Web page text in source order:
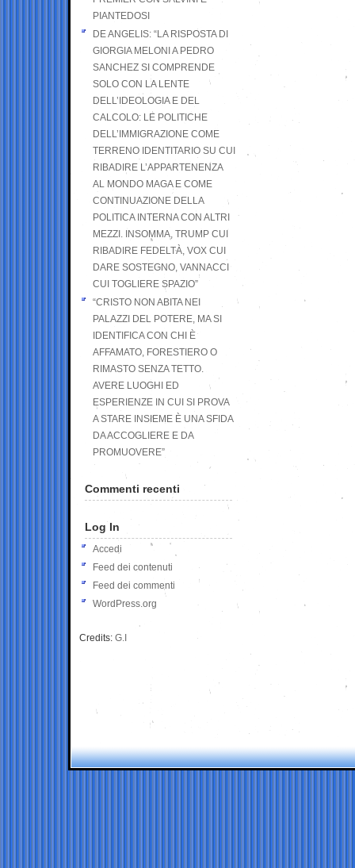
PIANTEDOSI
DE ANGELIS: “LA RISPOSTA DI
GIORGIA MELONI A PEDRO
SANCHEZ SI COMPRENDE
SOLO CON LA LENTE
DELL’IDEOLOGIA E DEL
CALCOLO: LE POLITICHE
DELL’IMMIGRAZIONE COME
TERRENO IDENTITARIO SU CUI
RIBADIRE L’APPARTENENZA
AL MONDO MAGA E COME
CONTINUAZIONE DELLA
POLITICA INTERNA CON ALTRI
MEZZI. INSOMMA, TRUMP CUI
RIBADIRE FEDELTÀ, VOX CUI
DARE SOSTEGNO, VANNACCI
CUI TOGLIERE SPAZIO”
“CRISTO NON ABITA NEI
PALAZZI DEL POTERE, MA SI
IDENTIFICA CON CHI È
AFFAMATO, FORESTIERO O
RIMASTO SENZA TETTO.
AVERE LUOGHI ED
ESPERIENZE IN CUI SI PROVA
A STARE INSIEME È UNA SFIDA
DA ACCOGLIERE E DA
PROMUOVERE”
Commenti recenti
Log In
Accedi
Feed dei contenuti
Feed dei commenti
WordPress.org
Credits: G.I